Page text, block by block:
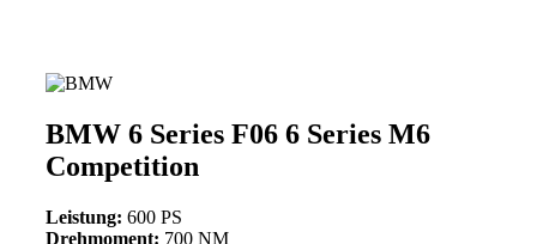
BMW 6 Series F06 6 Series M6
Competition
Leistung: 600 PS
Drehmoment: 700 NM